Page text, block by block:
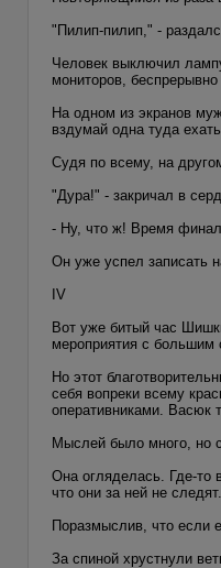
"Пилип-пилип," -
Человек выключил
мониторов,
На одном из экранов
вздумай одна туда
Судя по всему, на
"Дура!" - закричал в
- Ну, что ж! Время
Он уже успел записать
IV
Вот уже битый час
мероприятия с большим
Но этот
себя вопреки всему
оперативниками. Васюк
Мыслей было много, но
Она огляделась. Где-то
что они за ней не следят.
Поразмыслив, что если
За спиной хрустнули